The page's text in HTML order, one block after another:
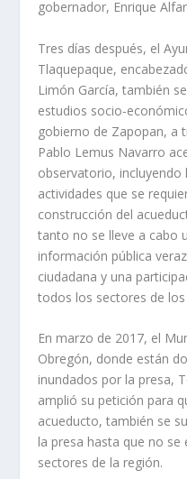
gobernador, Enrique
Tres días después, el
Tlaquepaque,
Limón García, también
estudios socio-
gobierno de Zapopan, a
Pablo Lemus Navarro
observatorio,
actividades que se
construcción del
tanto no se lleve a cabo
información pública
ciudadana y una
todos los sectores de
En marzo de 2017, el
Obregón, donde están
inundados por la presa,
amplió su petición para
acueducto, también se
la presa hasta que no
sectores de la región.